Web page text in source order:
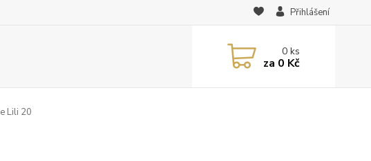
Přihlášení
0ks
za 0 Kč
Lili 20